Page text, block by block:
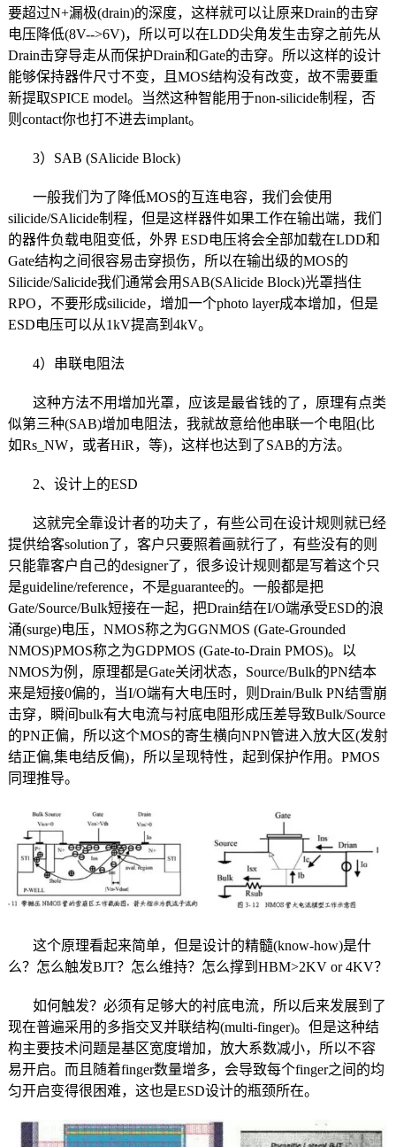
要超过N+漏极(drain)的深度，这样就可以让原来Drain的击穿
电压降低(8V-->6V)，所以可以在LDD尖角发生击穿之前先从
Drain击穿导走从而保护Drain和Gate的击穿。所以这样的设计
能够保持器件尺寸不变，且MOS结构没有改变，故不需要重
新提取SPICE model。当然这种智能用于non-silicide制程，否
则contact你也打不进去implant。
3）SAB (SAlicide Block)
一般我们为了降低MOS的互连电容，我们会使用
silicide/SAlicide制程，但是这样器件如果工作在输出端，我们
的器件负载电阻变低，外界 ESD电压将会全部加载在LDD和
Gate结构之间很容易击穿损伤，所以在输出级的MOS的
Silicide/Salicide我们通常会用SAB(SAlicide Block)光罩挡住
RPO，不要形成silicide，增加一个photo layer成本增加，但是
ESD电压可以从1kV提高到4kV。
4）串联电阻法
这种方法不用增加光罩，应该是最省钱的了，原理有点类
似第三种(SAB)增加电阻法，我就故意给他串联一个电阻(比
如Rs_NW，或者HiR，等)，这样也达到了SAB的方法。
2、设计上的ESD
这就完全靠设计者的功夫了，有些公司在设计规则就已经
提供给客solution了，客户只要照着画就行了，有些没有的则
只能靠客户自己的designer了，很多设计规则都是写着这个只
是guideline/reference，不是guarantee的。一般都是把
Gate/Source/Bulk短接在一起，把Drain结在I/O端承受ESD的浪
涌(surge)电压，NMOS称之为GGNMOS (Gate-Grounded
NMOS)PMOS称之为GDPMOS (Gate-to-Drain PMOS)。以
NMOS为例，原理都是Gate关闭状态，Source/Bulk的PN结本
来是短接0偏的，当I/O端有大电压时，则Drain/Bulk PN结雪崩
击穿，瞬间bulk有大电流与衬底电阻形成压差导致Bulk/Source
的PN正偏，所以这个MOS的寄生横向NPN管进入放大区(发射
结正偏,集电结反偏)，所以呈现特性，起到保护作用。PMOS
同理推导。
这个原理看起来简单，但是设计的精髓(know-how)是什
么？怎么触发BJT？怎么维持？怎么撑到HBM>2KV or 4KV？
如何触发？必须有足够大的衬底电流，所以后来发展到了
现在普遍采用的多指交叉并联结构(multi-finger)。但是这种结
构主要技术问题是基区宽度增加，放大系数减小，所以不容
易开启。而且随着finger数量增多，会导致每个finger之间的均
匀开启变得很困难，这也是ESD设计的瓶颈所在。